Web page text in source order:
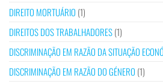
DIREITO MORTUÁRIO (1)
DIREITOS DOS TRABALHADORES(1)
DISCRIMINAÇÃO EM RAZÃO DA SITUAÇÃO
DISCRIMINAÇÃO EM RAZÃO DO GÉNERO (1)